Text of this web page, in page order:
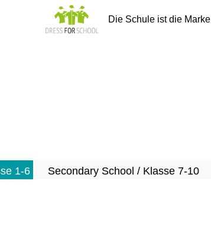
Die Schule ist die Marke
1-6 Secondary School / Klasse 7-10